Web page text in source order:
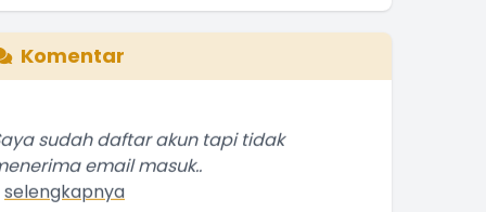
Komentar
email masuk..
selengkapnya
Wahyuna